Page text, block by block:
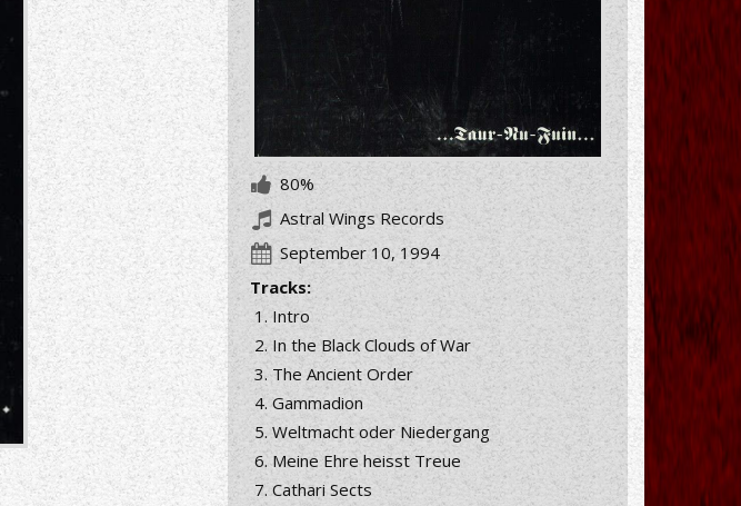
80%
Astral Wings Records
September 10, 1994
Tracks:
Intro
In the Black Clouds of War
The Ancient Order
Gammadion
Weltmacht oder Niedergang
Meine Ehre heisst Treue
Cathari Sects